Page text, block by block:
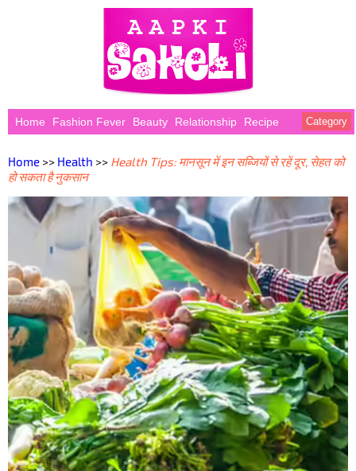
Home Fashion Fever Beauty Relationship Recipe Category
Home >> Health >> Health Tips: मानसून में इन सब्जियों से रहें दूर, सेहत को
हो सकता है नुकसान